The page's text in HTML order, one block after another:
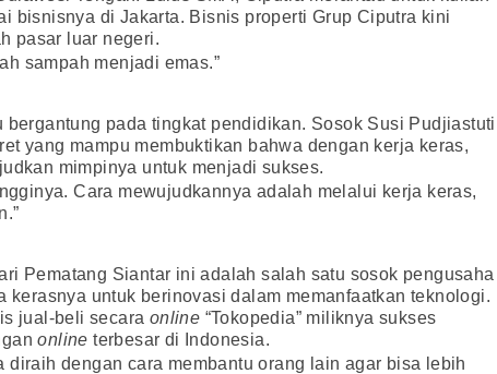
bisnisnya di Jakarta. Bisnis properti Grup Ciputra kini
pasar luar negeri.
sampah menjadi emas.”
bergantung pada tingkat pendidikan. Sosok Susi Pudjiastuti
yang mampu membuktikan bahwa dengan kerja keras,
mimpinya untuk menjadi sukses.
Cara mewujudkannya adalah melalui kerja keras,
Pematang Siantar ini adalah salah satu sosok pengusaha
kerasnya untuk berinovasi dalam memanfaatkan teknologi.
jual-beli secara online “Tokopedia” miliknya sukses
online terbesar di Indonesia.
diraih dengan cara membantu orang lain agar bisa lebih